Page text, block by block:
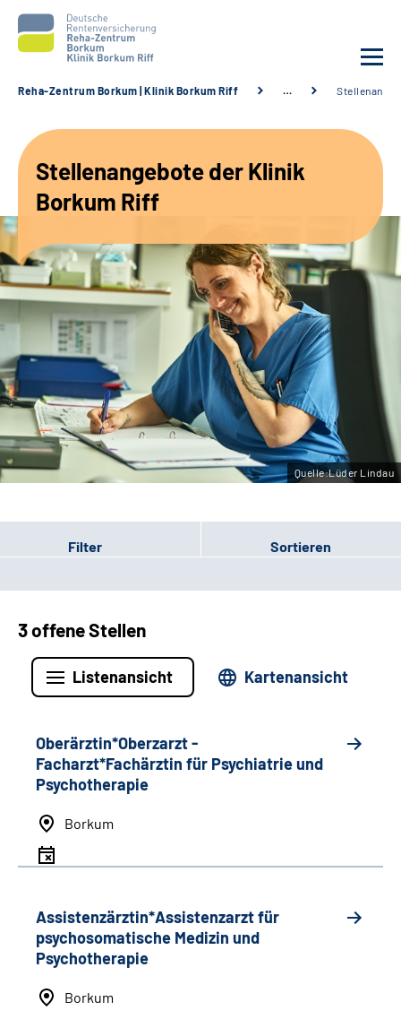
Unsere Angebote
Karriere
Sozialdienste & Zuweisende
Suche
Leichte Sprache
Gebärdensprache
Reha-Zentrum Borkum | Klinik Borkum Riff …
Stellenangebote der Klinik
Borkum Riff
Quelle:Lüder Lindau
Filter Sortieren
3 offene Stellen
Listenansicht Kartenansicht
Oberärztin*Oberzarzt -
Facharzt*Fachärztin für Psychiatrie und
Psychotherapie
Borkum
Assistenzärztin*Assistenzarzt für
psychosomatische Medizin und
Psychotherapie
Borkum